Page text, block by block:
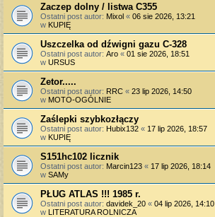
Zaczep dolny / listwa C355
Ostatni post autor: Mixol « 06 sie 2026, 13:21
w KUPIĘ
Uszczelka od dźwigni gazu C-328
Ostatni post autor: Aro « 01 sie 2026, 18:51
w URSUS
Zetor.....
Ostatni post autor: RRC « 23 lip 2026, 14:50
w MOTO-OGÓLNIE
Zaślepki szybkozłączy
Ostatni post autor: Hubix132 « 17 lip 2026, 18:57
w KUPIĘ
S151hc102 licznik
Ostatni post autor: Marcin123 « 17 lip 2026, 18:14
w SAMy
PŁUG ATLAS !!! 1985 r.
Ostatni post autor: davidek_20 « 04 lip 2026, 14:10
w LITERATURA ROLNICZA